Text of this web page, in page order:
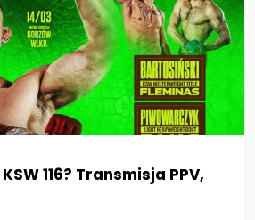
116? Transmisja PPV,